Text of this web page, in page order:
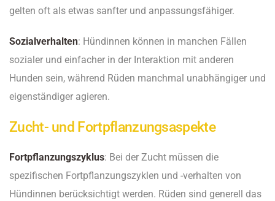
gelten oft als etwas sanfter und anpassungsfähiger.
Sozialverhalten: Hündinnen können in manchen Fällen
sozialer und einfacher in der Interaktion mit anderen
Hunden sein, während Rüden manchmal unabhängiger und
eigenständiger agieren.
Zucht- und Fortpflanzungsaspekte
Fortpflanzungszyklus: Bei der Zucht müssen die
spezifischen Fortpflanzungszyklen und -verhalten von
Hündinnen berücksichtigt werden. Rüden sind generell das